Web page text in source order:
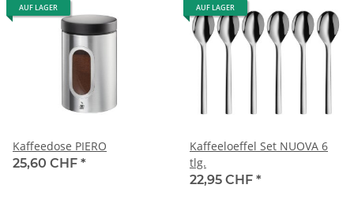
AUF LAGER
Kaffeedose PIERO
25,60 CHF *
AUF LAGER
Kaffeeloeffel Set NUOVA 6
tlg.
22,95 CHF *